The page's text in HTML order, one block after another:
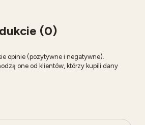
(0)
opinie (pozytywne i negatywne).
one od klientów, którzy kupili dany